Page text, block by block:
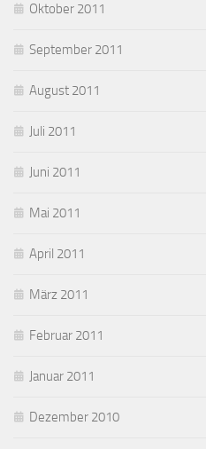
Oktober 2011
September 2011
August 2011
Juli 2011
Juni 2011
Mai 2011
April 2011
März 2011
Februar 2011
Januar 2011
Dezember 2010